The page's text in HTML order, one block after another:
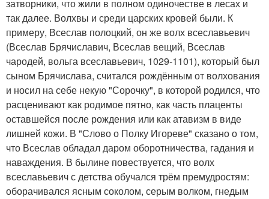
затворники, что жили в полном одиночестве в лесах и
так далее. Волхвы и среди царских кровей были. К
примеру, Всеслав полоцкий, он же волх всеславьевич
(Всеслав Брячиславич, Всеслав вещий, Всеслав
чародей, вольга всеславьевич, 1029-1101), который был
сыном Брячислава, считался рождённым от волхования
и носил на себе некую "Сорочку", в которой родился, что
расценивают как родимое пятно, как часть плаценты
оставшейся после рождения или как атавизм в виде
лишней кожи. В "Слово о Полку Игореве" сказано о том,
что Всеслав обладал даром оборотничества, гадания и
наваждения. В былине повествуется, что волх
всеславьевич с детства обучался трём премудростям:
оборачивался ясным соколом, серым волком, гнедым